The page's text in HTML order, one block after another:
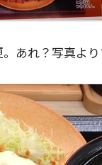
あれ？写真より